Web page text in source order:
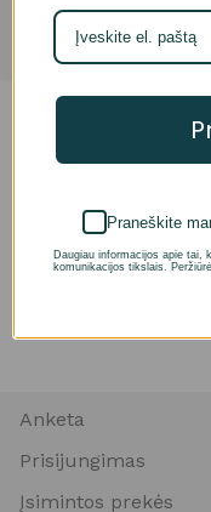
YarnArt Siūlų
Į krepšelį
Anketa
Prisijungimas
Įsimintos prekės
Praneškite
Daugiau informacijos apie tai,
komunikacijos tikslais.